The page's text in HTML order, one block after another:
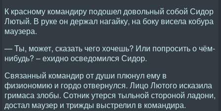
К красному командиру подошел довольный собой Сидор
Лютый. В руке он держал нагайку, на боку висела кобура
маузера.
— Ты, может, сказать чего хочешь? Или попросить о чём-
нибудь? – ехидно осведомился Сидор.
Связанный командир от души плюнул ему в
физиономию и гордо отвернулся. Лицо Лютого исказила
гримаса злобы. Сотник утерся тыльной стороной ладони,
достал маузер и трижды выстрелил в командира.